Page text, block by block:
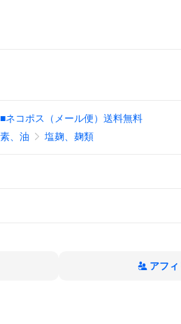
■ネコポス（メール便）送料無料
、油 塩麹、麹類
アフ